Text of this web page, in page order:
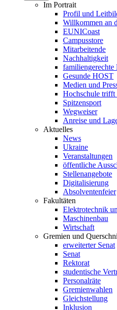
Im Portrait
Profil und
Willkommen an
EUNICoast
Campusstore
Mitarbeitende
Nachhaltigkeit
familiengerechte
Gesunde HOST
Medien und
Hochschule trifft
Spitzensport
Wegweiser
Anreise und
Aktuelles
News
Ukraine
Veranstaltungen
öffentliche
Stellenangebote
Digitalisierung
Absolventenfeier
Fakultäten
Elektrotechnik
Maschinenbau
Wirtschaft
Gremien und
erweiterter Senat
Senat
Rektorat
studentische
Personalräte
Gremienwahlen
Gleichstellung
Inklusion